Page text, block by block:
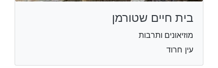
בית חיים שטורמן
מוזיאונים ותרבות
עין חרוד